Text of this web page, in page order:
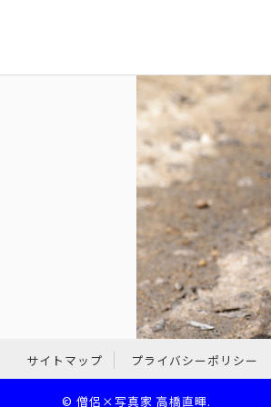
サイトマップ プライバシーポリシー
© 僧侶×写真家 高橋直暉.